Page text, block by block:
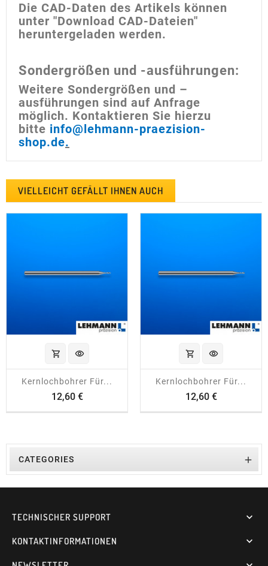
Die CAD-Daten des Artikels können
unter "Download CAD-Dateien"
heruntergeladen werden.
Sondergrößen und -ausführungen:
Weitere Sondergrößen und –
ausführungen sind auf Anfrage
möglich. Kontaktieren Sie hierzu
bitte info@lehmann-praezision-
shop.de.
VIELLEICHT GEFÄLLT IHNEN AUCH
shopping_cart visibility
Kernlochbohrer Für...
12,60 €Preis
shopping_cart visibility
Kernlochbohrer Für...
12,60 €Preis
CATEGORIES 
TECHNISCHER SUPPORT 
KONTAKTINFORMATIONEN 